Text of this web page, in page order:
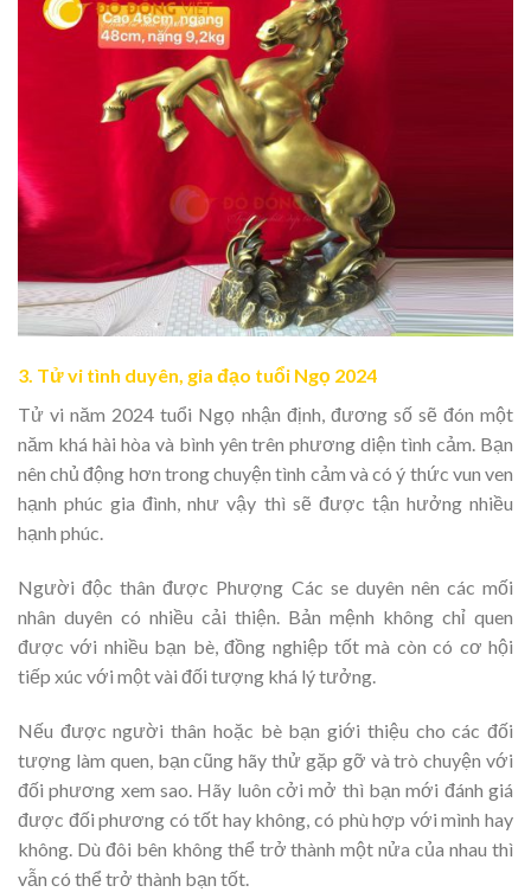
3. Tử vi tình duyên, gia đạo tuổi Ngọ 2024
Tử vi năm 2024 tuổi Ngọ nhận định, đương số sẽ đón một
năm khá hài hòa và bình yên trên phương diện tình cảm. Bạn
nên chủ động hơn trong chuyện tình cảm và có ý thức vun ven
hạnh phúc gia đình, như vậy thì sẽ được tận hưởng nhiều
hạnh phúc.
Người độc thân được Phượng Các se duyên nên các mối
nhân duyên có nhiều cải thiện. Bản mệnh không chỉ quen
được với nhiều bạn bè, đồng nghiệp tốt mà còn có cơ hội
tiếp xúc với một vài đối tượng khá lý tưởng.
Nếu được người thân hoặc bè bạn giới thiệu cho các đối
tượng làm quen, bạn cũng hãy thử gặp gỡ và trò chuyện với
đối phương xem sao. Hãy luôn cởi mở thì bạn mới đánh giá
được đối phương có tốt hay không, có phù hợp với mình hay
không. Dù đôi bên không thể trở thành một nửa của nhau thì
vẫn có thể trở thành bạn tốt.